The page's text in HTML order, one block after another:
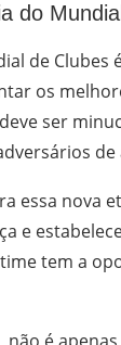
do
de
os
ser
de
essa nova
e
tem a